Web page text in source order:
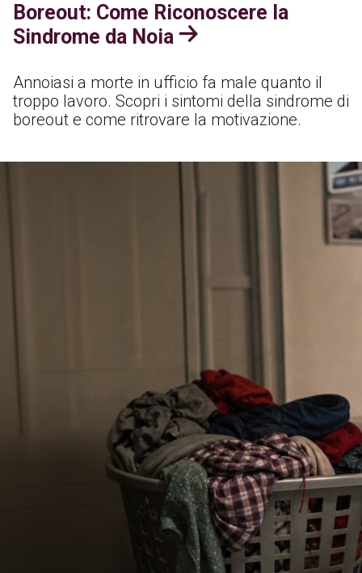
Boreout: Come Riconoscere la
Sindrome da Noia
Annoiasi a morte in ufficio fa male quanto il
troppo lavoro. Scopri i sintomi della sindrome di
boreout e come ritrovare la motivazione.